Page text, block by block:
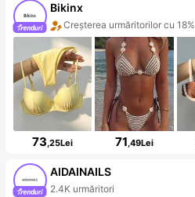
Bikinx
Creșterea urmăritorilor cu 18%
73,25Lei 71,49Lei
AIDAINAILS
2.4K urmăritori